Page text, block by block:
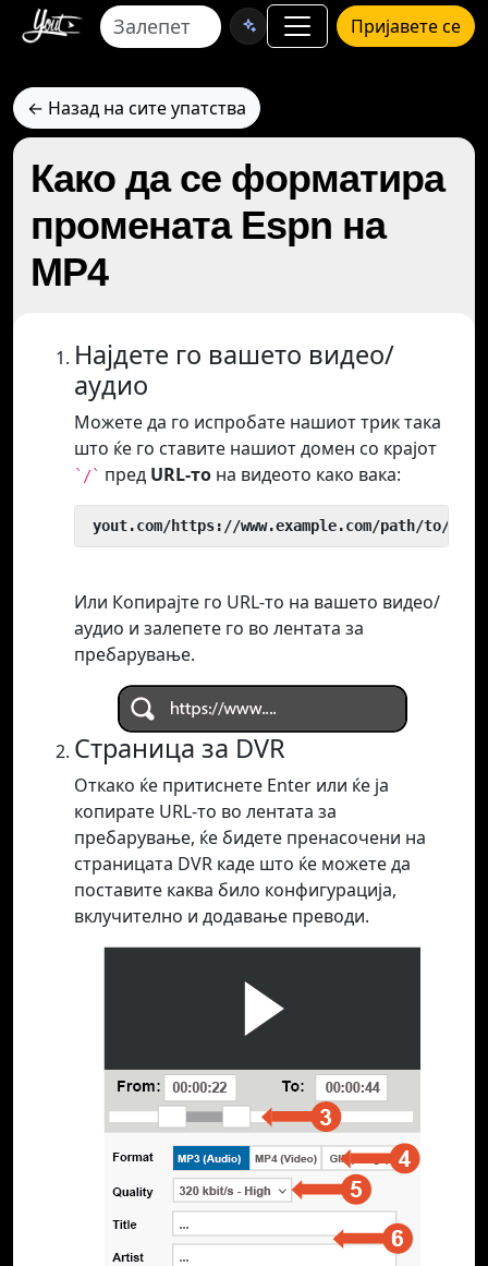
Пријавете се
← Назад на сите упатства
Како да се форматира
промената Espn на
MP4
Најдете го вашето видео/
аудио
Можете да го испробате нашиот трик така
што ќе го ставите нашиот домен со крајот
`/` пред URL-то на видеото како вака:
yout.com/https://www.example.com/path/to/
Или Копирајте го URL-то на вашето видео/
аудио и залепете го во лентата за
пребарување.
Страница за DVR
Откако ќе притиснете Enter или ќе ја
копирате URL-то во лентата за
пребарување, ќе бидете пренасочени на
страницата DVR каде што ќе можете да
поставите каква било конфигурација,
вклучително и додавање преводи.